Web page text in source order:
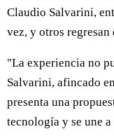
Claudio Salvarini,
vez, y otros regresan
"La experiencia no
Salvarini, afincado
presenta una
tecnología y se une